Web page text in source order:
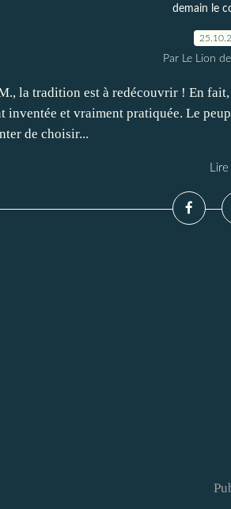
demain le
Par Le Lion
la tradition est à redécouvrir ! En
inventée et vraiment pratiquée. Le
de choisir...